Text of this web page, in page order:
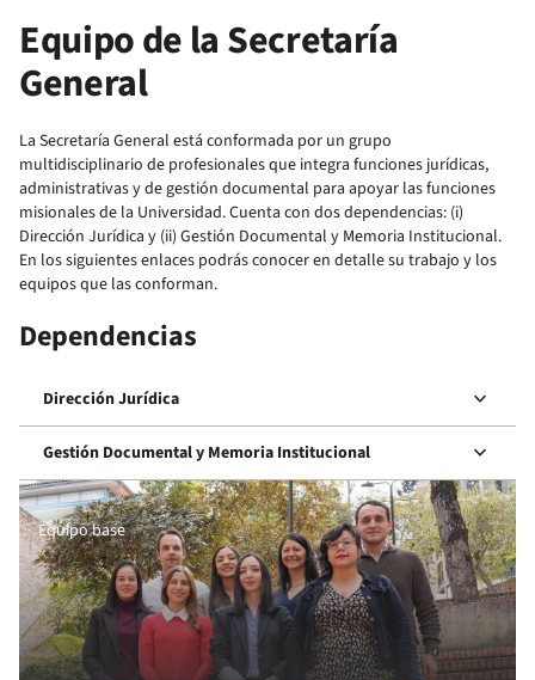
Equipo de la Secretaría
General
La Secretaría General está conformada por un grupo
multidisciplinario de profesionales que integra funciones jurídicas,
administrativas y de gestión documental para apoyar las funciones
misionales de la Universidad. Cuenta con dos dependencias: (i)
Dirección Jurídica y (ii) Gestión Documental y Memoria Institucional.
En los siguientes enlaces podrás conocer en detalle su trabajo y los
equipos que las conforman.
Dependencias
Dirección Jurídica keyboard_arrow_down
Gestión Documental y Memoria Institucional keyboard_arrow_down
Equipo base